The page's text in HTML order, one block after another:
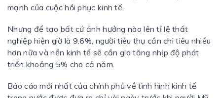
mạnh của cuộc hồi phục kinh tế.
Nhưng để tạo bất cứ ảnh hưởng nào lên tỉ lệ thất
nghiệp hiện giờ là 9.6%, người tiêu thụ cần chi tiêu nhiều
hơn nữa và nền kinh tế sẽ cần gia tăng nhịp độ phát
triển khoảng 5% cho cả năm.
Báo cáo mới nhất của chính phủ về tình hình kinh tế